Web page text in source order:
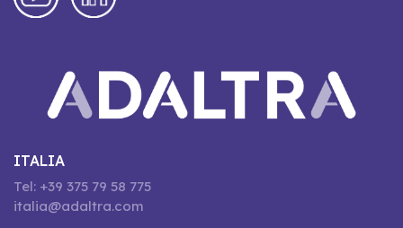
ITALIA
Tel: +39 375 79 58 775
italia@adaltra.com